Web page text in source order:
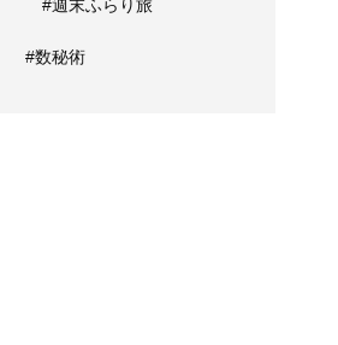
#週末ふらり旅
#数秘術